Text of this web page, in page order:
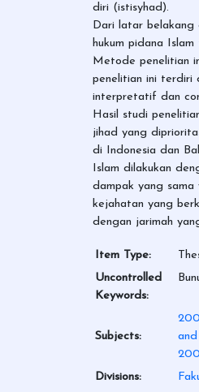
diri (istisyhad).
Dari latar belakang
hukum pidana
Metode penelitian
penelitian ini terdiri
interpretatif dan
Hasil studi
jihad yang
di Indonesia dan
Islam dilakukan
dampak yang
kejahatan yang
dengan jarimah
Item Type:
Uncontrolled
Keywords:
Subjects:
Divisions: